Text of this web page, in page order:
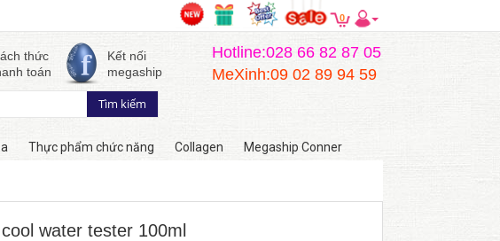
0
thức
toán
Kết nối
megaship
Hotline:028 66 82 87 05
MeXinh:09 02 89 94 59
Thực phẩm chức năng Collagen Megaship Conner
water tester 100ml